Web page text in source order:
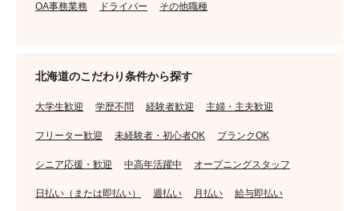
OA事務業務 ドライバー その他職種
北海道のこだわり条件から探す
大学生歓迎 学歴不問 経験者歓迎 主婦・主夫歓迎
フリーター歓迎 未経験者・初心者OK ブランクOK
シニア応援・歓迎 中高年活躍中 オープニングスタッフ
日払い（または即払い） 週払い 月払い 給与即払い